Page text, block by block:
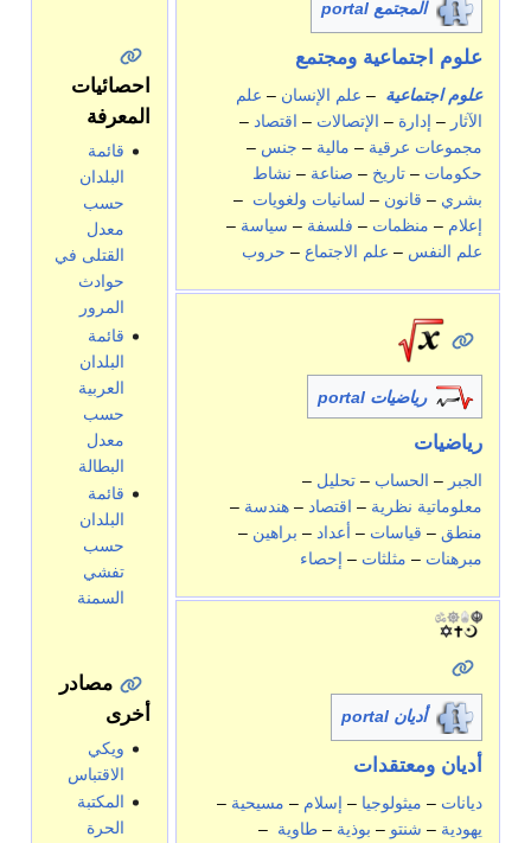
احصائيات
المعرفة
قائمة
البلدان
حسب
معدل
القتلى في
حوادث
المرور
قائمة
البلدان
العربية
حسب
معدل
البطالة
قائمة
البلدان
حسب
تفشي
السمنة
مصادر
أخرى
ويكي
الاقتباس
المكتبة
الحرة
المجتمع portal
علوم اجتماعية ومجتمع
علوم اجتماعية – علم الإنسان – علم
الآثار – إدارة – الإتصالات – اقتصاد –
مجموعات عرقية – مالية – جنس –
حكومات – تاريخ – صناعة – نشاط
بشري – قانون – لسانيات ولغويات –
إعلام – منظمات – فلسفة – سياسة –
علم النفس – علم الاجتماع – حروب
رياضيات portal
رياضيات
الجبر – الحساب – تحليل –
معلوماتية نظرية – اقتصاد – هندسة –
منطق – قياسات – أعداد – براهين –
مبرهنات – مثلثات – إحصاء
أديان portal
أديان ومعتقدات
ديانات – ميثولوجيا – إسلام – مسيحية –
يهودية – شنتو – بوذية – طاوية –